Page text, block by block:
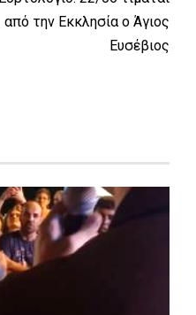
από την Εκκλησία ο Άγιος
Ευσέβιος